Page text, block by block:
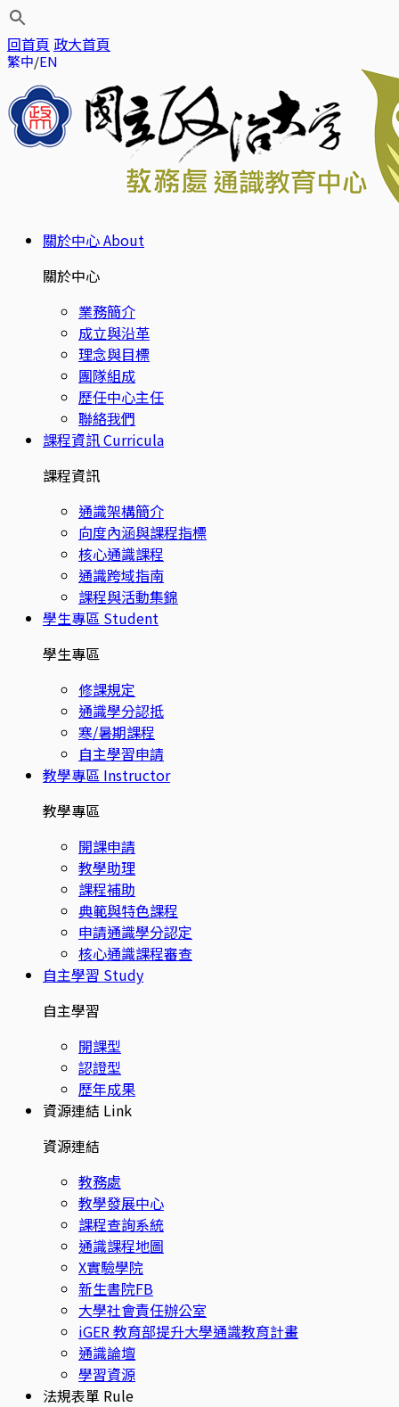
回首頁 政大首頁
繁中 EN
關於中心About
關於中心
業務簡介
成立與沿革
理念與目標
團隊組成
歷任中心主任
聯絡我們
課程資訊Curricula
課程資訊
通識架構簡介
向度內涵與課程指標
核心通識課程
通識跨域指南
課程與活動集錦
學生專區 Student
學生專區
修課規定
通識學分認抵
寒/暑期課程
自主學習申請
教學專區 Instructor
教學專區
開課申請
教學助理
課程補助
典範與特色課程
申請通識學分認定
核心通識課程審查
自主學習 Study
自主學習
開課型
認證型
歷年成果
資源連結 Link
資源連結
教務處
教學發展中心
課程查詢系統
通識課程地圖
X實驗學院
新生書院FB
大學社會責任辦公室
iGER 教育部提升大學通識教育計畫
通識論壇
學習資源
法規表單 Rule